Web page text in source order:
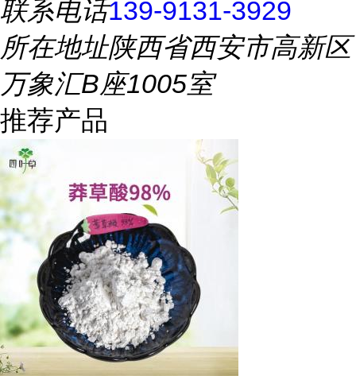
联系电话139-9131-3929
所在地址陕西省西安市高新区
万象汇B座1005室
推荐产品